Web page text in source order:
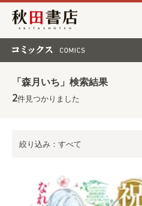
秋田書店
「森月いち」検索結果
2件見つかりました
絞り込み：すべて